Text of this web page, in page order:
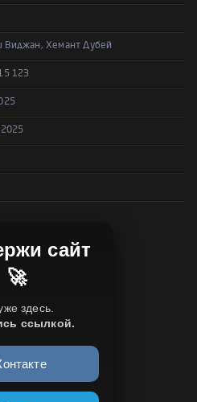
Виджан, Хемант Дубей
123
2025
сайт
🚀
здесь.
ссылкой.